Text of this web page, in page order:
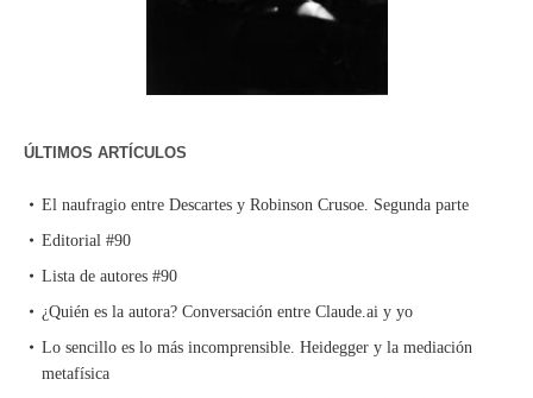
ÚLTIMOS ARTÍCULOS
El naufragio entre Descartes y Robinson Crusoe. Segunda parte
Editorial #90
Lista de autores #90
¿Quién es la autora? Conversación entre Claude.ai y yo
Lo sencillo es lo más incomprensible. Heidegger y la mediación
metafísica